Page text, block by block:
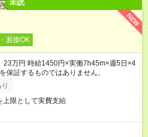
未読
NEW
面接OK
万円 時給1450円×実働7h45m×週5日×4
証するものではありません。
上限として実費支給